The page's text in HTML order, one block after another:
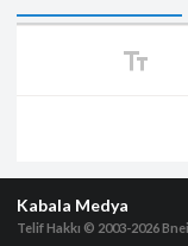
text_fields
Kabala Medya
Telif Hakkı © 2003-2026